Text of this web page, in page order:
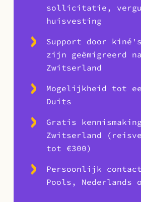
sollicitatie,
huisvesting
Support door
zijn geëmigreerd
Zwitserland
Mogelijkheid tot
Duits
Gratis
Zwitserland
tot €300)
Persoonlijk
Pools, Nederlands